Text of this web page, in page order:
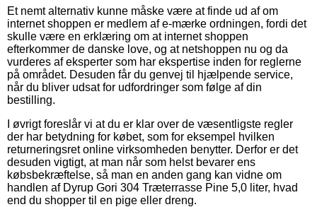
Et nemt alternativ kunne måske være at finde ud af om
internet shoppen er medlem af e-mærke ordningen, fordi det
skulle være en erklæring om at internet shoppen
efterkommer de danske love, og at netshoppen nu og da
vurderes af eksperter som har ekspertise inden for reglerne
på området. Desuden får du genvej til hjælpende service,
når du bliver udsat for udfordringer som følge af din
bestilling.
I øvrigt foreslår vi at du er klar over de væsentligste regler
der har betydning for købet, som for eksempel hvilken
returneringsret online virksomheden benytter. Derfor er det
desuden vigtigt, at man når som helst bevarer ens
købsbekræftelse, så man en anden gang kan vidne om
handlen af Dyrup Gori 304 Træterrasse Pine 5,0 liter, hvad
end du shopper til en pige eller dreng.